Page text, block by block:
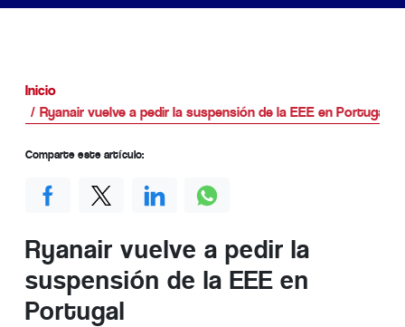
Inicio
Ryanair vuelve a pedir la suspensión de la EEE en Portugal
Ryanair vuelve a pedir la
suspensión de la EEE en
Portugal
Comparte este artículo: